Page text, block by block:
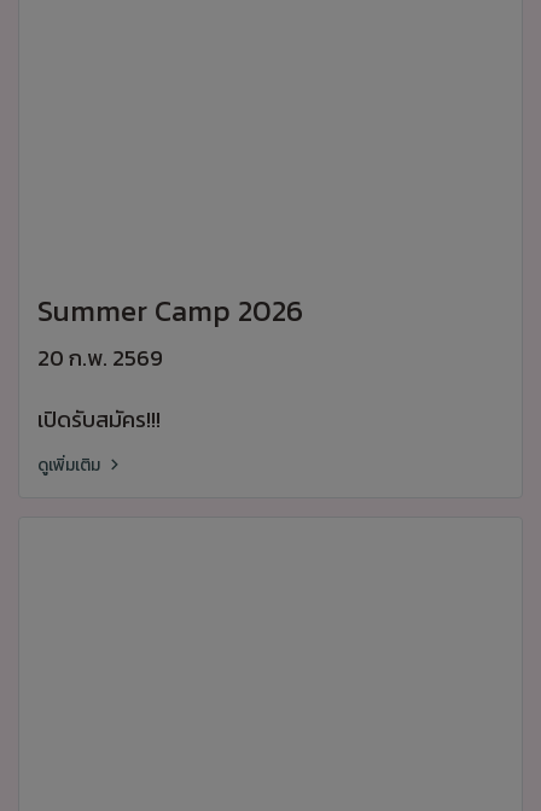
Summer Camp 2026
20 ก.พ. 2569
เปิดรับสมัคร!!!
ดูเพิ่มเติม